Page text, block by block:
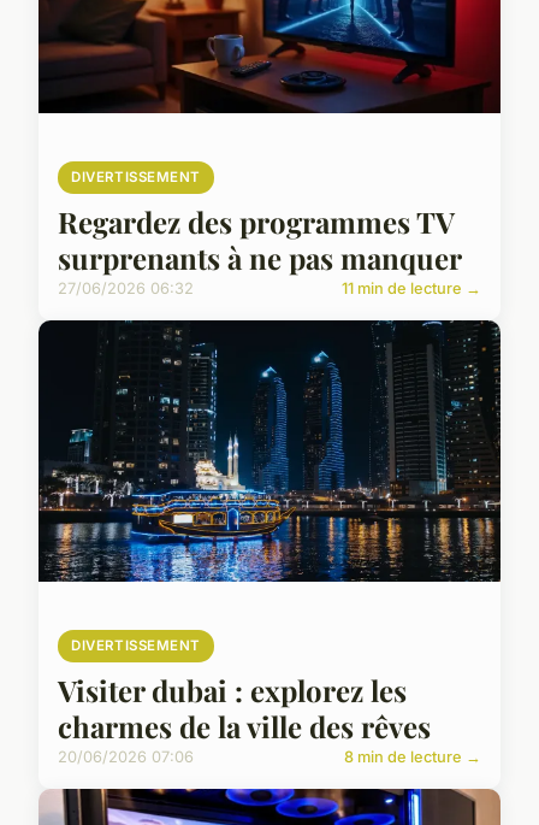
DIVERTISSEMENT
Regardez des programmes TV
surprenants à ne pas manquer
27/06/2026 06:32 11 min de lecture →
DIVERTISSEMENT
Visiter dubai : explorez les
charmes de la ville des rêves
20/06/2026 07:06 8 min de lecture →